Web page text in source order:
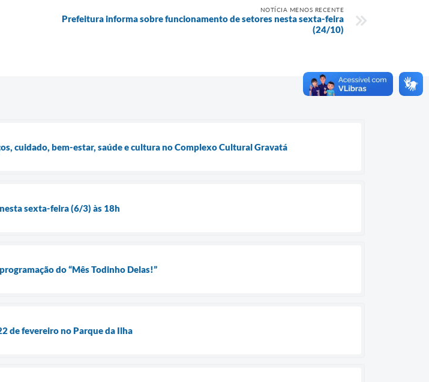
NOTÍCIA MENOS RECENTE
Prefeitura informa sobre funcionamento de setores nesta sexta-feira
(24/10)
cuidado, bem-estar, saúde e cultura no Complexo Cultural Gravatá
sexta-feira (6/3) às 18h
do “Mês Todinho Delas!”
de fevereiro no Parque da Ilha